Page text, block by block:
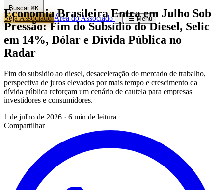
Buscar ⌘K
Seja AssociadoÁrea do Associado ☰ Menu
Economia Brasileira Entra em Julho Sob
Pressão: Fim do Subsídio do Diesel, Selic
em 14%, Dólar e Dívida Pública no
Radar
Fim do subsídio ao diesel, desaceleração do mercado de trabalho,
perspectiva de juros elevados por mais tempo e crescimento da
dívida pública reforçam um cenário de cautela para empresas,
investidores e consumidores.
1 de julho de 2026 · 6 min de leitura
Compartilhar